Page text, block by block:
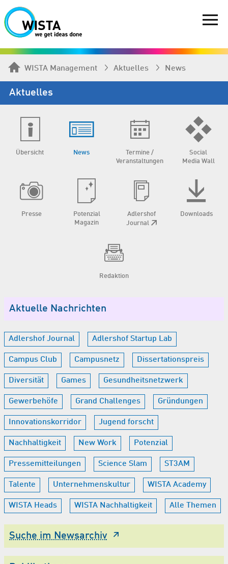
WISTA Management Aktuelles News
Aktuelles
Übersicht News
Termine /
Veranstaltungen
Social
Media Wall
Presse
Potenzial
Magazin
Adlershof
Journal
Downloads
Redaktion
Aktuelle Nachrichten
Adlershof Journal Adlershof Startup Lab
Campus Club Campusnetz Dissertationspreis
Diversität Games Gesundheitsnetzwerk
Gewerbehöfe Grand Challenges Gründungen
Innovationskorridor Jugend forscht
Nachhaltigkeit New Work Potenzial
Pressemitteilungen Science Slam ST3AM
Talente Unternehmenskultur WISTA Academy
WISTA Heads WISTA Nachhaltigkeit Alle Themen
Suche im Newsarchiv